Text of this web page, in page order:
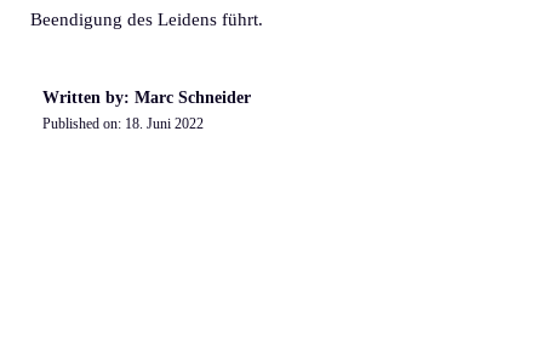
Beendigung des Leidens führt.
Written by: Marc Schneider
Published on: 18. Juni 2022